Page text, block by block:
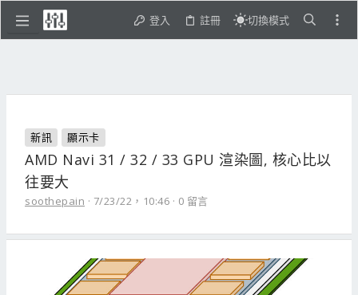
登入 註冊 切換模式
新訊 顯示卡
AMD Navi 31 / 32 / 33 GPU 渲染圖, 核心比以
往要大
soothepain 7/23/22，10:46 0 留言